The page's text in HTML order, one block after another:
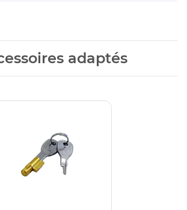
adaptés